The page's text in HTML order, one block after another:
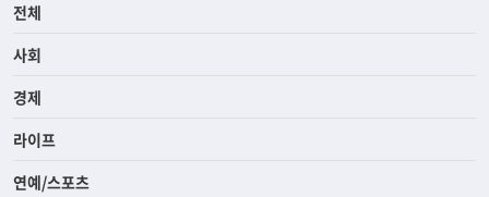
전체
사회
경제
라이프
연예/스포츠